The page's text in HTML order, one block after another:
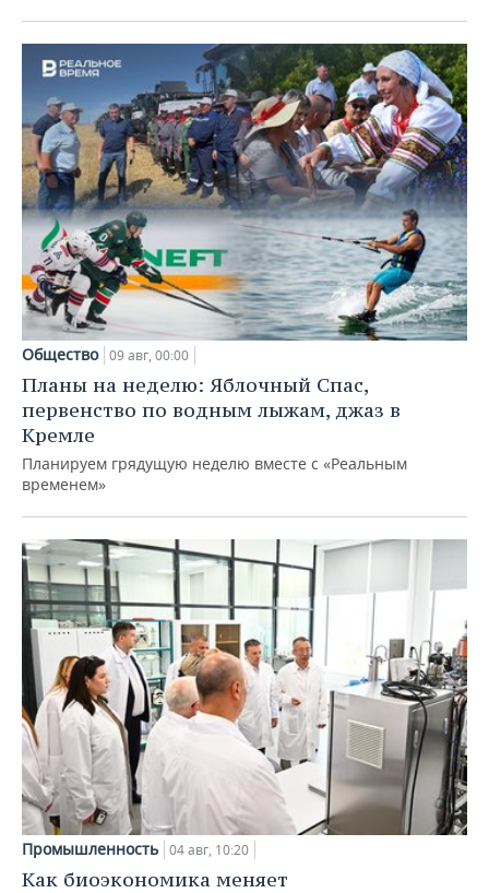
Общество 09 авг, 00:00
Планы на неделю: Яблочный Спас,
первенство по водным лыжам, джаз в
Кремле
Планируем грядущую неделю вместе с «Реальным
временем»
Промышленность 04 авг, 10:20
Как биоэкономика меняет